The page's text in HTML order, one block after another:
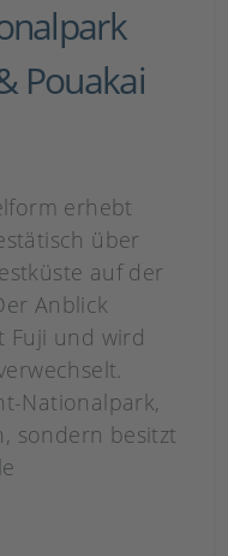
Pouakai
erhebt
über
auf der
Anblick
Fuji und wird
Nationalpark,
sondern besitzt